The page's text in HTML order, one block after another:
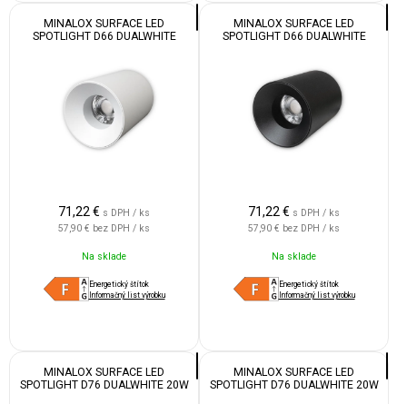
MINALOX SURFACE LED
SPOTLIGHT D66 DUALWHITE
71,22 € s DPH / ks
57,90 € bez DPH / ks
Na sklade
Energetický štítok
Informačný list výrobku
MINALOX SURFACE LED
SPOTLIGHT D66 DUALWHITE
71,22 € s DPH / ks
57,90 € bez DPH / ks
Na sklade
Energetický štítok
Informačný list výrobku
MINALOX SURFACE LED
SPOTLIGHT D76 DUALWHITE 20W
MINALOX SURFACE LED
SPOTLIGHT D76 DUALWHITE 20W